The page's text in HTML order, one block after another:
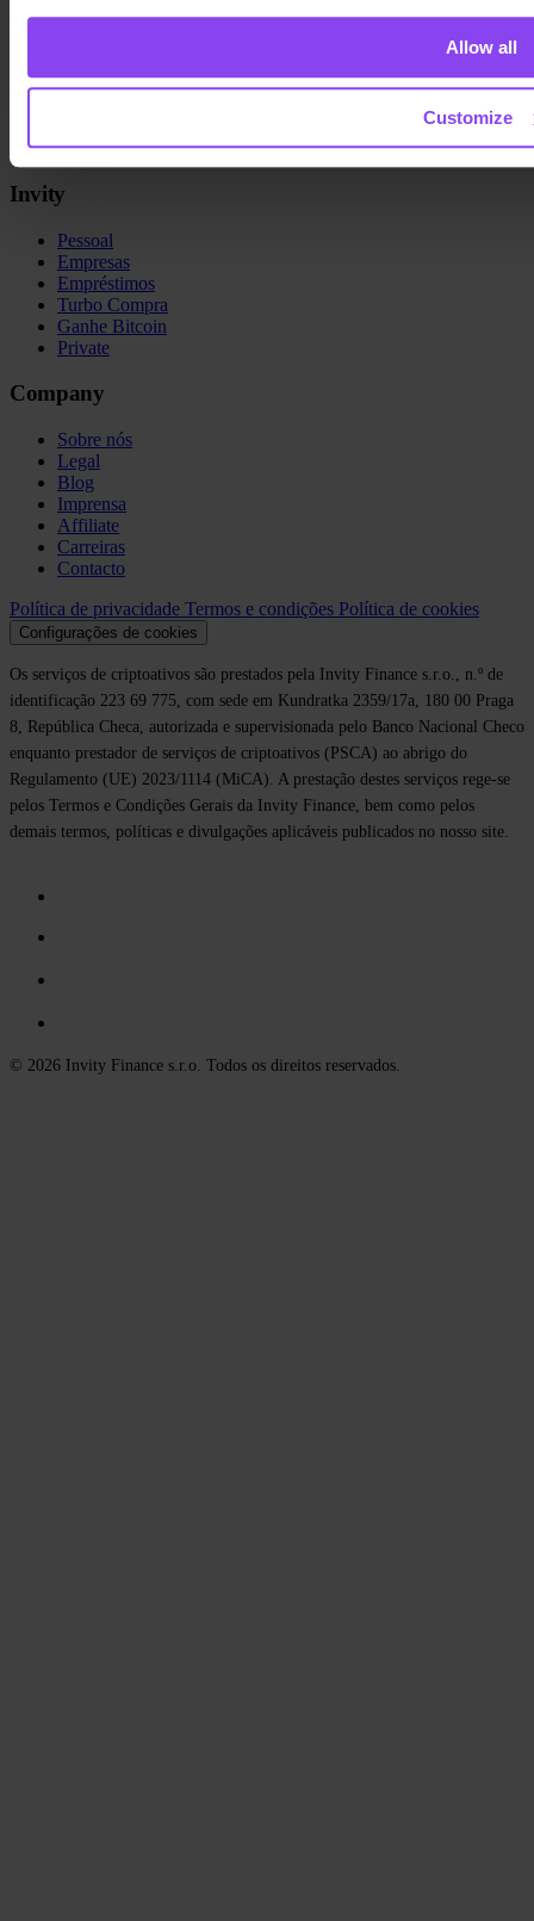
Allow all
Customize
ID da empresa: 223 69 775
Invity
Pessoal
Empresas
Empréstimos
Turbo Compra
Ganhe Bitcoin
Private
Company
Sobre nós
Legal
Blog
Imprensa
Affiliate
Carreiras
Contacto
Política de privacidade Termos e condições Política de cookies
Configurações de cookies
Os serviços de criptoativos são prestados pela Invity Finance s.r.o., n.º de
identificação 223 69 775, com sede em Kundratka 2359/17a, 180 00 Praga
8, República Checa, autorizada e supervisionada pelo Banco Nacional Checo
enquanto prestador de serviços de criptoativos (PSCA) ao abrigo do
Regulamento (UE) 2023/1114 (MiCA). A prestação destes serviços rege-se
pelos Termos e Condições Gerais da Invity Finance, bem como pelos
demais termos, políticas e divulgações aplicáveis publicados no nosso site.
© 2026 Invity Finance s.r.o. Todos os direitos reservados.